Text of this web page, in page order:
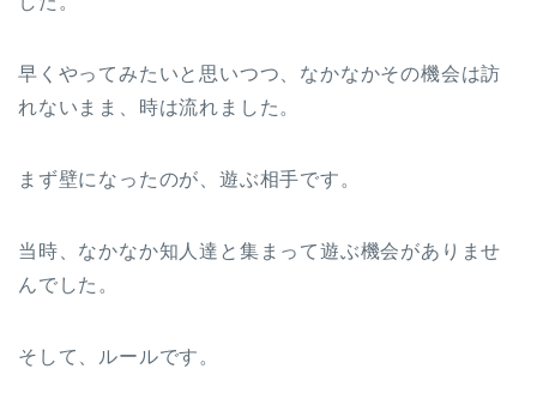
早くやってみたいと思いつつ、なかなかその機会は訪
れないまま、時は流れました。
まず壁になったのが、遊ぶ相手です。
当時、なかなか知人達と集まって遊ぶ機会がありませ
んでした。
そして、ルールです。